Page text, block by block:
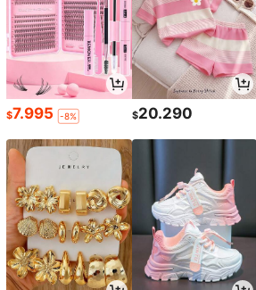
$7.995 -8% $20.290